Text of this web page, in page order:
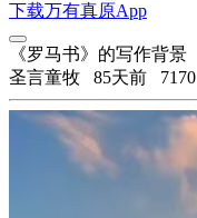
下载万有真原App
《罗马书》的写作背景
圣言童牧 85天前 7170